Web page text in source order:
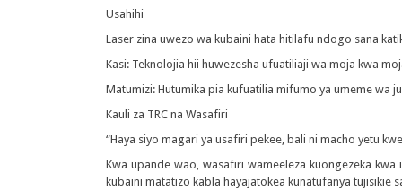
Usahihi
Laser zina uwezo wa kubaini hata hitilafu ndogo sana
Kasi: Teknolojia hii huwezesha ufuatiliaji wa moja kwa
Matumizi: Hutumika pia kufuatilia mifumo ya umeme wa
Kauli za TRC na Wasafiri
“Haya siyo magari ya usafiri pekee, bali ni macho yetu
Kwa upande wao, wasafiri wameeleza kuongezeka kwa
kubaini matatizo kabla hayajatokea kunatufanya tujisikie